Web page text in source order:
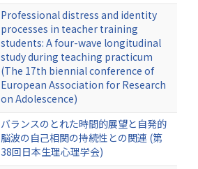
Professional distress and identity
processes in teacher training
students: A four-wave longitudinal
study during teaching practicum
(The 17th biennial conference of
European Association for Research
on Adolescence)
バランスのとれた時間的展望と自発的
脳波の自己相関の持続性との関連 (第
38回日本生理心理学会)